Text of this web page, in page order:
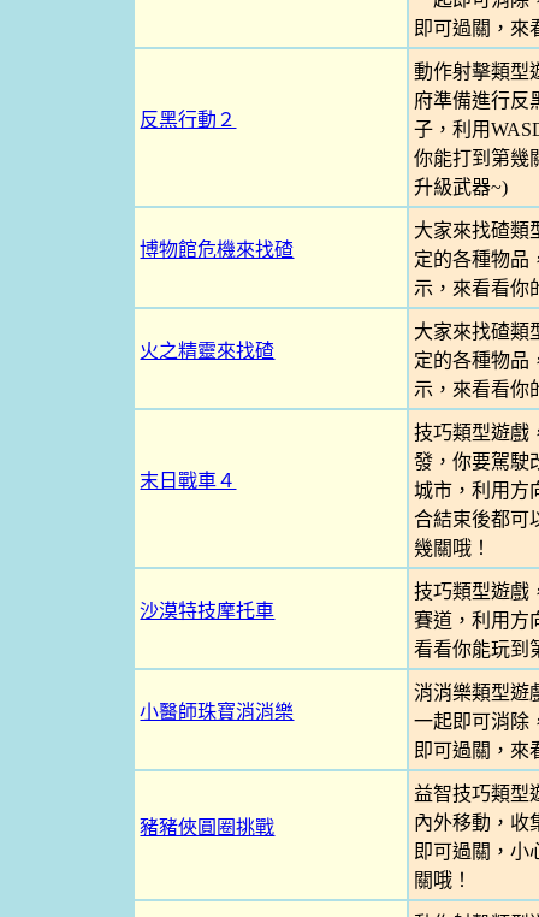
即可過關，來
反黑行動２
動作射擊類型
府準備進行反
子，利用
你能打到第幾
升級武器~)
博物館危機來找碴
大家來找碴類
定的各種物品
示，來看看你
火之精靈來找碴
大家來找碴類
定的各種物品
示，來看看你
末日戰車４
技巧類型遊戲
發，你要駕駛
城市，利用方
合結束後都可
幾關哦！
沙漠特技摩托車
技巧類型遊戲
賽道，利用方
看看你能玩到
小醫師珠寶消消樂
消消樂類型遊
一起即可消除
即可過關，來
豬豬俠圓圈挑戰
益智技巧類型
內外移動，收
即可過關，小
關哦！